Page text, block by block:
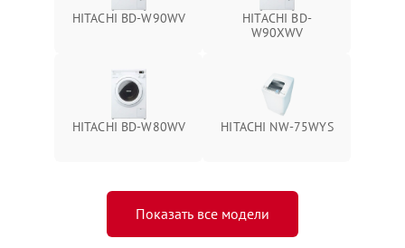
HITACHI BD-W90WV
HITACHI BD-
W90XWV
HITACHI BD-W80WV HITACHI NW-75WYS
Показать все модели